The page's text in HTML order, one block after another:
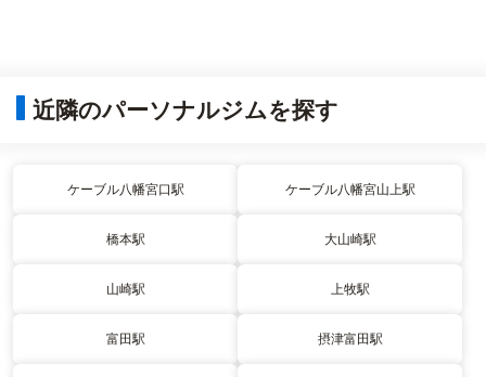
近隣のパーソナルジムを探す
ケーブル八幡宮口駅 ケーブル八幡宮山上駅
橋本駅 大山崎駅
山崎駅 上牧駅
富田駅 摂津富田駅